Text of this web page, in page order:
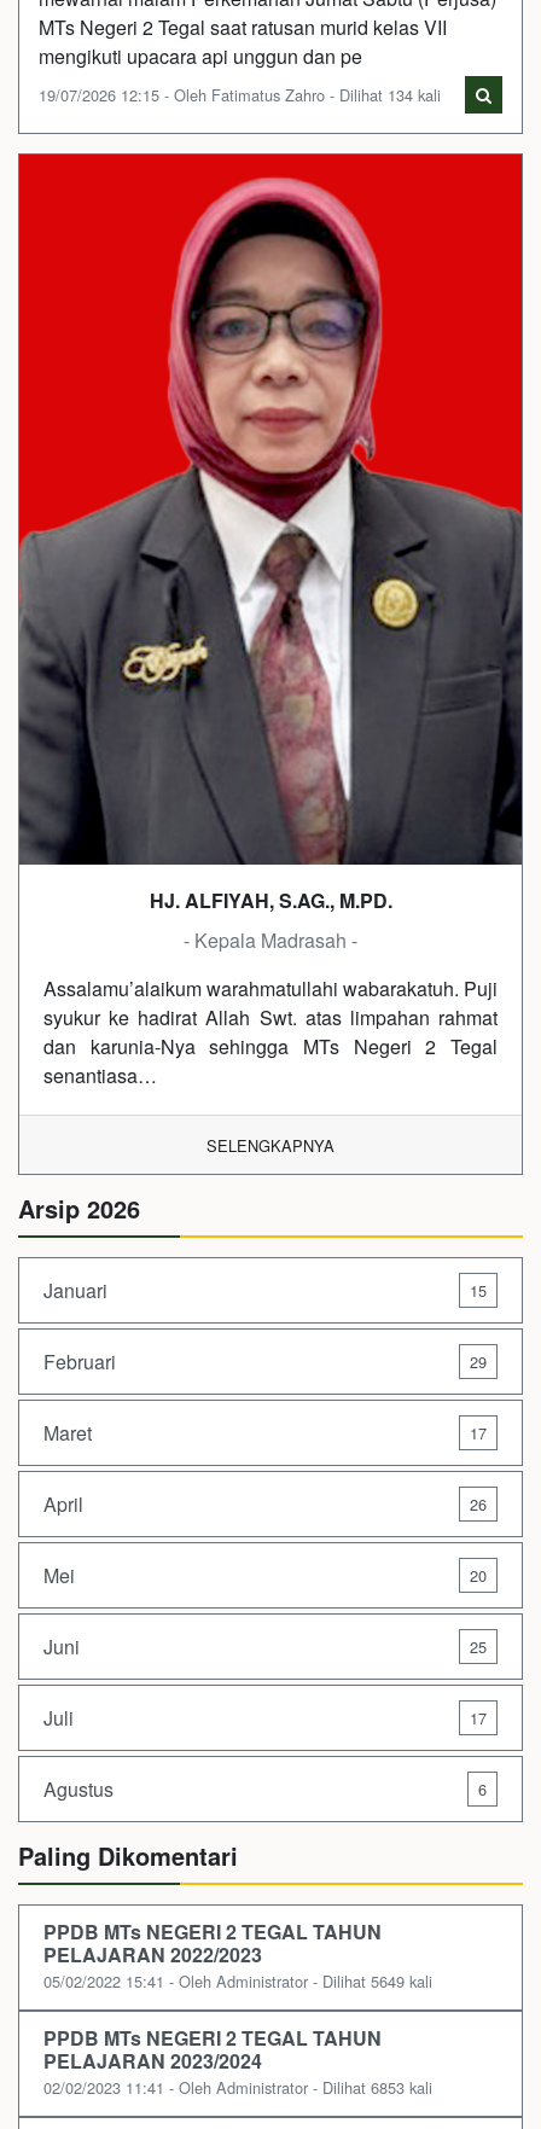
MTs Negeri 2 Tegal saat ratusan murid kelas VII
mengikuti upacara api unggun dan pe
19/07/2026 12:15 - Oleh Fatimatus Zahro - Dilihat 134 kali
HJ. ALFIYAH, S.AG., M.PD.
- Kepala Madrasah -
Assalamu’alaikum warahmatullahi wabarakatuh. Puji
syukur ke hadirat Allah Swt. atas limpahan rahmat
dan karunia-Nya sehingga MTs Negeri 2 Tegal
senantiasa…
SELENGKAPNYA
Arsip 2026
Januari 15
Februari 29
Maret 17
April 26
Mei 20
Juni 25
Juli 17
Agustus 6
Paling Dikomentari
PPDB MTs NEGERI 2 TEGAL TAHUN
PELAJARAN 2022/2023
05/02/2022 15:41 - Oleh Administrator - Dilihat 5649 kali
PPDB MTs NEGERI 2 TEGAL TAHUN
PELAJARAN 2023/2024
02/02/2023 11:41 - Oleh Administrator - Dilihat 6853 kali